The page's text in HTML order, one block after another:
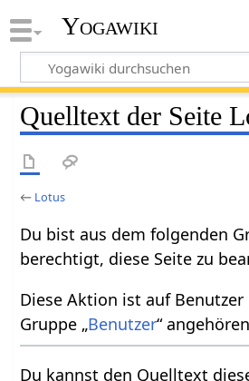
Yogawiki
Quelltext der Seite
← Lotus
Du bist aus dem folgenden
berechtigt, diese Seite zu
Diese Aktion ist auf
Gruppe „Benutzer“
Du kannst den Quelltext